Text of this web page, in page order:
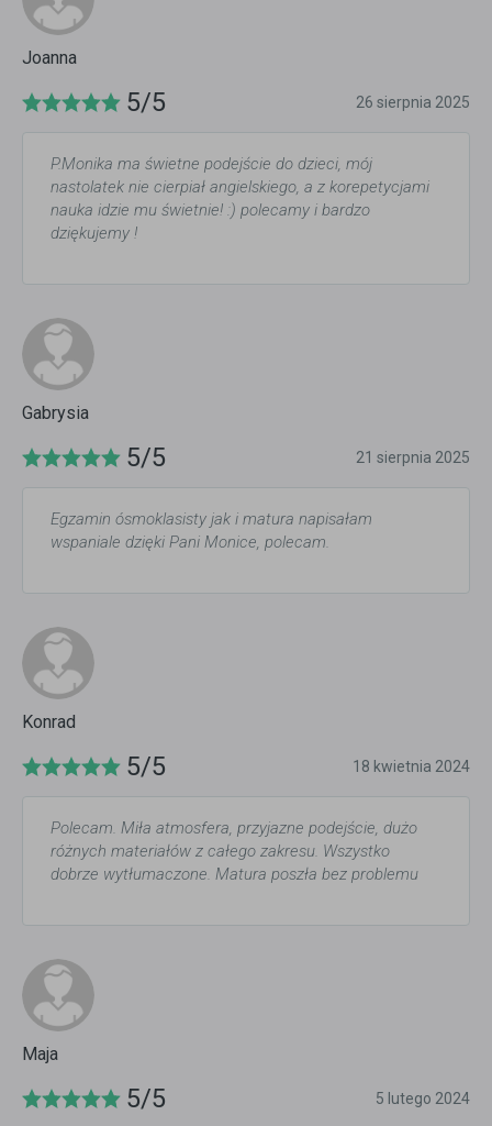
Joanna
5/5 26 sierpnia 2025
P.Monika ma świetne podejście do dzieci, mój
nastolatek nie cierpiał angielskiego, a z korepetycjami
nauka idzie mu świetnie! :) polecamy i bardzo
dziękujemy !
Gabrysia
5/5 21 sierpnia 2025
Egzamin ósmoklasisty jak i matura napisałam
wspaniale dzięki Pani Monice, polecam.
Konrad
5/5 18 kwietnia 2024
Polecam. Miła atmosfera, przyjazne podejście, dużo
różnych materiałów z całego zakresu. Wszystko
dobrze wytłumaczone. Matura poszła bez problemu
Maja
5/5 5 lutego 2024